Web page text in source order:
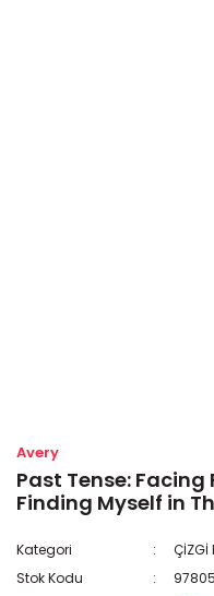
Avery
Past Tense:
Finding Myself in
Kategori
ÇİZGİ
Stok Kodu